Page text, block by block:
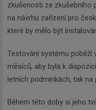
zkušenosti ze zkušebního
na návrhu zařízení pro
které by mělo být
Testování systému poběží
měsíců, aby byla k
letních podmínkách, tak na
Během této doby si jeho